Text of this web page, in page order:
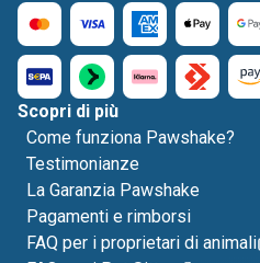
Scopri di più
Come funziona Pawshake?
Testimonianze
La Garanzia Pawshake
Pagamenti e rimborsi
FAQ per i proprietari di animali